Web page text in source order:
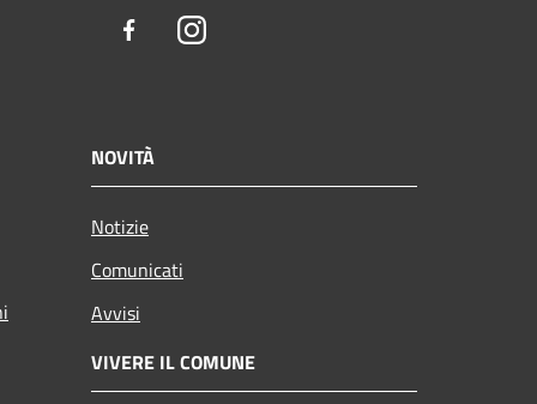
FacebookInstagram
NOVITÀ
Notizie
Comunicati
Avvisi
VIVERE IL COMUNE